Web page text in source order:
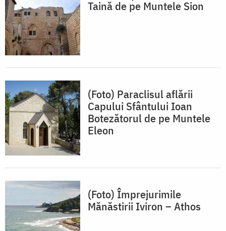
Taină de pe Muntele Sion
(Foto) Paraclisul aflării
Capului Sfântului Ioan
Botezătorul de pe Muntele
Eleon
(Foto) Împrejurimile
Mănăstirii Iviron – Athos